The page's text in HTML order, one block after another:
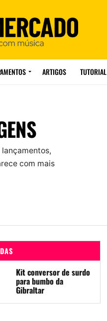
ARTIGOS TUTORIAL
com mais
Kit conversor de surdo
para bumbo da
Gibraltar